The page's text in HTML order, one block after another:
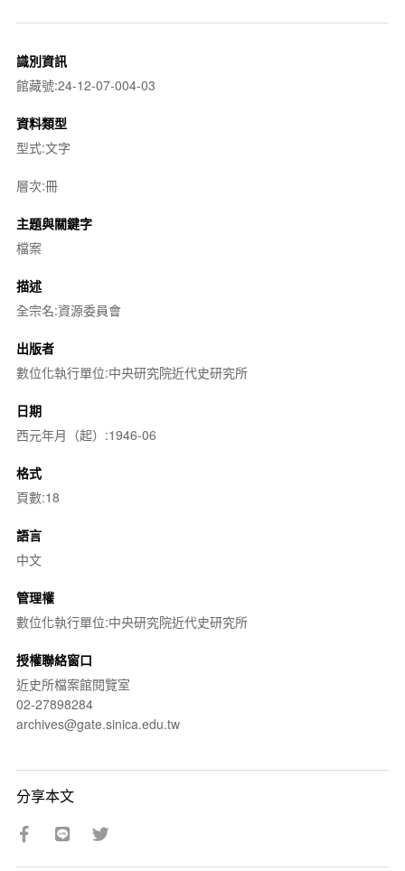
識別資訊
館藏號:24-12-07-004-03
資料類型
型式:文字
層次:冊
主題與關鍵字
檔案
描述
全宗名:資源委員會
出版者
數位化執行單位:中央研究院近代史研究所
日期
西元年月（起）:1946-06
格式
頁數:18
語言
中文
管理權
數位化執行單位:中央研究院近代史研究所
授權聯絡窗口
近史所檔案館閱覽室
02-27898284
archives@gate.sinica.edu.tw
分享本文